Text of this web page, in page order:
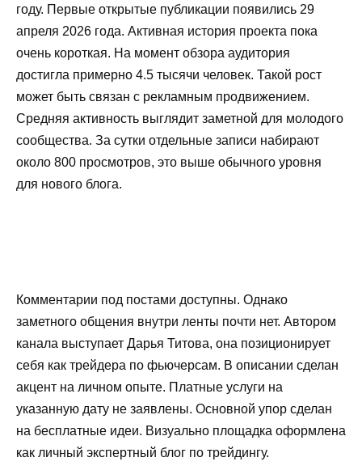
году. Первые открытые публикации появились 29
апреля 2026 года. Активная история проекта пока
очень короткая. На момент обзора аудитория
достигла примерно 4.5 тысячи человек. Такой рост
может быть связан с рекламным продвижением.
Средняя активность выглядит заметной для молодого
сообщества. За сутки отдельные записи набирают
около 800 просмотров, это выше обычного уровня
для нового блога.
Комментарии под постами доступны. Однако
заметного общения внутри ленты почти нет. Автором
канала выступает Дарья Титова, она позиционирует
себя как трейдера по фьючерсам. В описании сделан
акцент на личном опыте. Платные услуги на
указанную дату не заявлены. Основной упор сделан
на бесплатные идеи. Визуально площадка оформлена
как личный экспертный блог по трейдингу.